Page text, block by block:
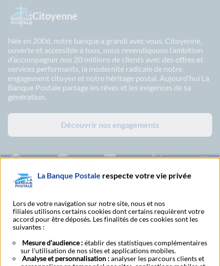
Citoyenne
Née en 2006, notre banque a grandi avec vous. Citoyenne,
ouverte et accessible à tous, nous revendiquons l’ambition
d’accompagner nos 20 millions de clients avec des offres et
services performants, la modernité radicale de notre
engagement citoyen et notre héritage postal. Aujourd’hui La
Banque Postale partage les rêves et les exigences de sa
génération.
Découvrir nos engagements
Facebook - La Banque Postale
Instagram - La Banque Postale
Linkedin - La Banque Postale
X - La Banque
La Banque Postale respecte votre vie privée
Lors de votre navigation sur notre site, nous et nos
filiales utilisons certains cookies dont certains requièrent votre
accord pour être déposés. Les finalités de ces cookies sont les
suivantes :
Mesure d’audience :établir des statistiques complémentaires
sur l'utilisation de nos sites et applications mobiles.
Analyse et personnalisation :analyser les parcours clients et